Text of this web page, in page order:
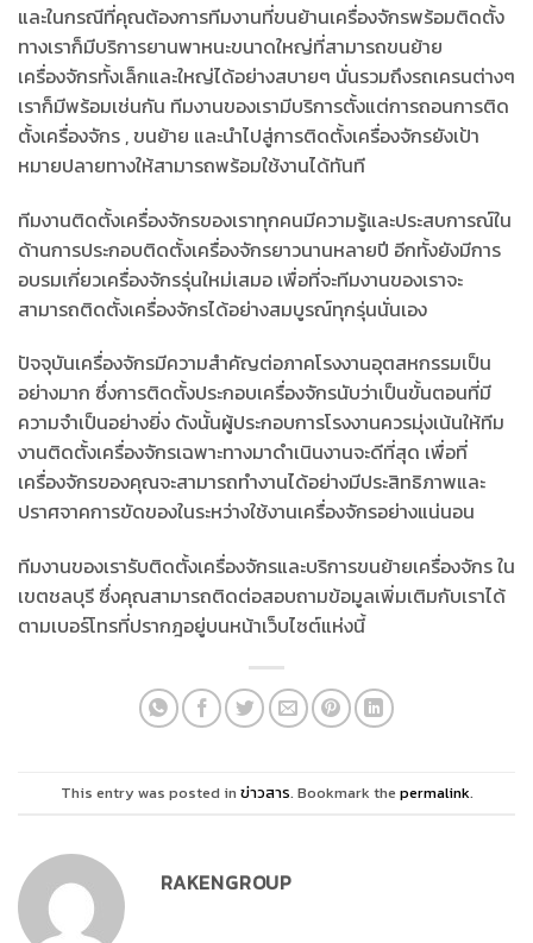
และในกรณีที่คุณต้องการทีมงานที่ขนย้านเครื่องจักรพร้อมติดตั้ง
ทางเราก็มีบริการยานพาหนะขนาดใหญ่ที่สามารถขนย้าย
เครื่องจักรทั้งเล็กและใหญ่ได้อย่างสบายๆ นั่นรวมถึงรถเครนต่างๆ
เราก็มีพร้อมเช่นกัน ทีมงานของเรามีบริการตั้งแต่การถอนการติด
ตั้งเครื่องจักร , ขนย้าย และนำไปสู่การติดตั้งเครื่องจักรยังเป้า
หมายปลายทางให้สามารถพร้อมใช้งานได้ทันที
ทีมงานติดตั้งเครื่องจักรของเราทุกคนมีความรู้และประสบการณ์ใน
ด้านการประกอบติดตั้งเครื่องจักรยาวนานหลายปี อีกทั้งยังมีการ
อบรมเกี่ยวเครื่องจักรรุ่นใหม่เสมอ เพื่อที่จะทีมงานของเราจะ
สามารถติดตั้งเครื่องจักรได้อย่างสมบูรณ์ทุกรุ่นนั่นเอง
ปัจจุบันเครื่องจักรมีความสำคัญต่อภาคโรงงานอุตสหกรรมเป็น
อย่างมาก ซึ่งการติดตั้งประกอบเครื่องจักรนับว่าเป็นขั้นตอนที่มี
ความจำเป็นอย่างยิ่ง ดังนั้นผู้ประกอบการโรงงานควรมุ่งเน้นให้ทีม
งานติดตั้งเครื่องจักรเฉพาะทางมาดำเนินงานจะดีที่สุด เพื่อที่
เครื่องจักรของคุณจะสามารถทำงานได้อย่างมีประสิทธิภาพและ
ปราศจาคการขัดของในระหว่างใช้งานเครื่องจักรอย่างแน่นอน
ทีมงานของเรารับติดตั้งเครื่องจักรและบริการขนย้ายเครื่องจักร ใน
เขตชลบุรี ซึ่งคุณสามารถติดต่อสอบถามข้อมูลเพิ่มเติมกับเราได้
ตามเบอร์โทรที่ปรากฎอยู่บนหน้าเว็บไซต์แห่งนี้
This entry was posted in ข่าวสาร. Bookmark the permalink.
RAKENGROUP